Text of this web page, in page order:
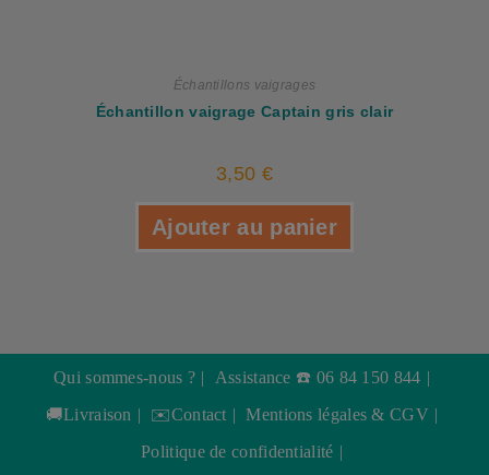
Échantillons vaigrages
Échantillon vaigrage Captain gris clair
3,50 €
Ajouter au panier
Qui sommes-nous ?
Assistance ☎️ 06 84 150 844
🚚Livraison
✉️Contact
Mentions légales & CGV
Politique de confidentialité